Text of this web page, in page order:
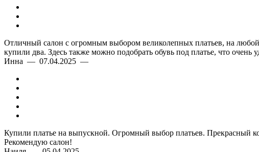
Отличный салон с огромным выбором великолепных платьев, на
купили два. Здесь также можно подобрать обувь под платье, что
Инна — 07.04.2025 —
Купили платье на выпускной. Огромный выбор платьев. Прекрасный
Рекомендую салон!